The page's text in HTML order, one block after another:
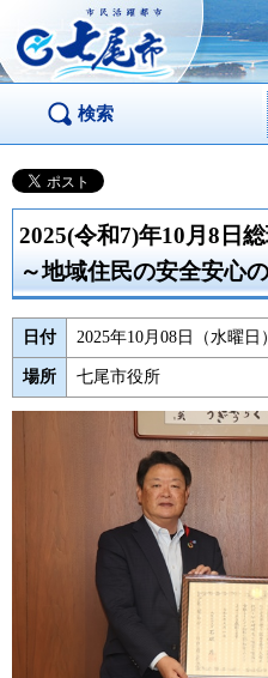
市民活躍都市 七尾
市
検索
2025(令和7)年10月8日
～地域住民の安全安心
日付 2025年10月08日（水曜日）
場所 七尾市役所